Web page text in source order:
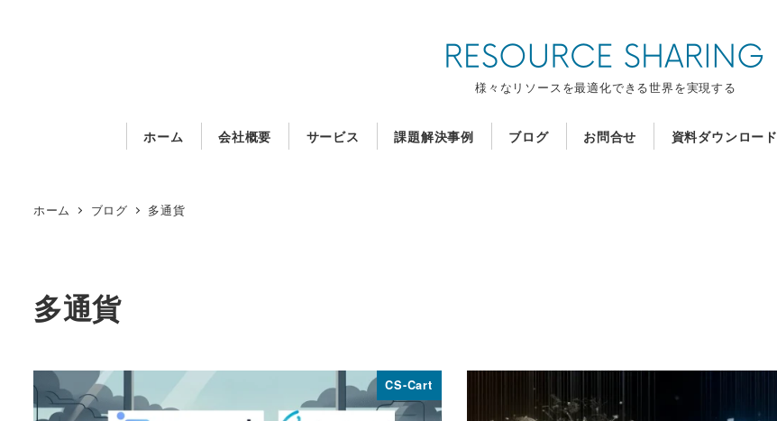
様々なリソースを最適化できる世界を実現する
ホーム 会社概要 サービス 課題解決事例 ブログ お問合せ 資料ダウンロード
ホーム ブログ 多通貨
多通貨
CS-Cart